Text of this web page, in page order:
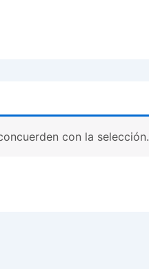
con la selección.